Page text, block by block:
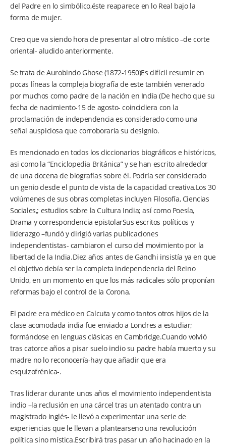
del Padre en lo simbólico,éste reaparece en lo Real bajo la
forma de mujer.
Creo que va siendo hora de presentar al otro místico –de corte
oriental- aludido anteriormente.
Se trata de Aurobindo Ghose (1872-1950)Es difícil resumir en
pocas líneas la compleja biografía de este también venerado
por muchos como padre de la nación en India (De hecho que su
fecha de nacimiento-15 de agosto- coincidiera con la
proclamación de independencia es considerado como una
señal auspiciosa que corroboraría su designio.
Es mencionado en todos los diccionarios biográficos e históricos,
asi como la “Enciclopedia Británica” y se han escrito alrededor
de una docena de biografías sobre él. Podría ser considerado
un genio desde el punto de vista de la capacidad creativa.Los 30
volúmenes de sus obras completas incluyen Filosofía, Ciencias
Sociales,; estudios sobre la Cultura India; así como Poesía,
Drama y correspondencia epistolarSus escritos políticos y
liderazgo –fundó y dirigió varias publicaciones
independentistas- cambiaron el curso del movimiento por la
libertad de la India.Diez años antes de Gandhi insistía ya en que
el objetivo debía ser la completa independencia del Reino
Unido, en un momento en que los más radicales sólo proponían
reformas bajo el control de la Corona.
El padre era médico en Calcuta y como tantos otros hijos de la
clase acomodada india fue enviado a Londres a estudiar;
formándose en lenguas clásicas en Cambridge.Cuando volvió
tras catorce años a pisar suelo indio su padre había muerto y su
madre no lo reconocería-hay que añadir que era
esquizofrénica-.
Tras liderar durante unos años el movimiento independentista
indio –la reclusión en una cárcel tras un atentado contra un
magistrado inglés- le llevó a experimentar una serie de
experiencias que le llevan a plantearseno una revolucioón
política sino mística.Escribirá tras pasar un año hacinado en la